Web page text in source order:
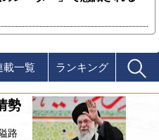
載一覧 ランキング
勢
路